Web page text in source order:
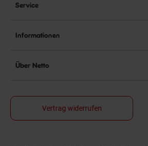
Service
Informationen
Über Netto
Vertrag widerrufen